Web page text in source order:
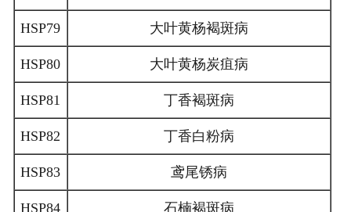
HSP79 大叶黄杨褐斑病
HSP80 大叶黄杨炭疽病
HSP81 丁香褐斑病
HSP82 丁香白粉病
HSP83 鸢尾锈病
HSP84 石楠褐斑病